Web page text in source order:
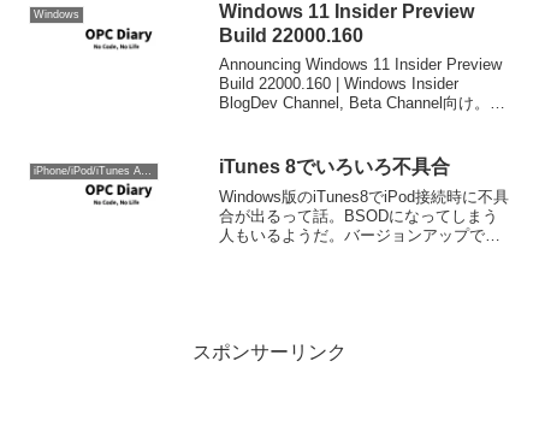
Windows
Windows 11 Insider Preview
Build 22000.160
Announcing Windows 11 Insider Preview
Build 22000.160 | Windows Insider
BlogDev Channel, Beta Channel向け。よ
iTunes 8でいろいろ不具合
Windows版のiTunes8でiPod接続時に不具
合が出るって話。BSODになってしまう
人もいるようだ。バージョンアップで同
スポンサーリンク